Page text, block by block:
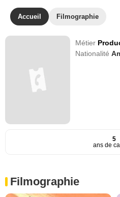
Accueil Filmographie
Métier
Nationalité
5
ans de
Filmographie